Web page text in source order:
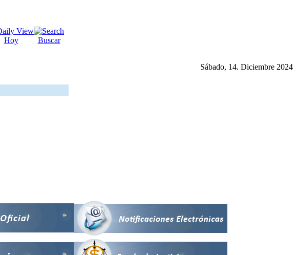
Hoy Buscar
Sábado, 14. Diciembre 2024